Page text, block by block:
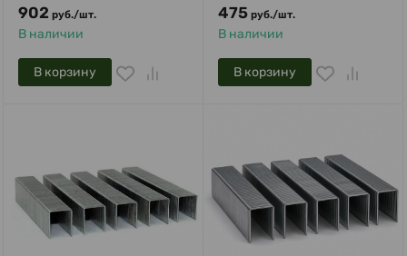
902 руб./шт.
В наличии
В корзину
475 руб./шт.
В наличии
В корзину